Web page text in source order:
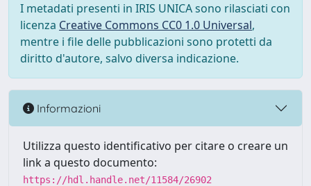
I metadati presenti in IRIS UNICA sono rilasciati con
licenza Creative Commons CC0 1.0 Universal,
mentre i file delle pubblicazioni sono protetti da
diritto d'autore, salvo diversa indicazione.
Informazioni
Utilizza questo identificativo per citare o creare un
link a questo documento:
https://hdl.handle.net/11584/26902